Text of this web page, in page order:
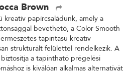
Brown
papírcsaládunk, amely a
bevethető, a Color Smooth
tapintású kreatív
strukturált felülettel rendelkezik. A
a tapintható prégelési
is kiválóan alkalmas alternatívát